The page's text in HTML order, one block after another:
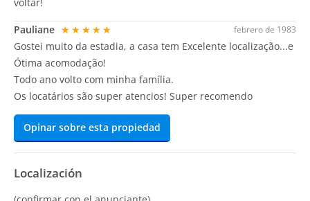
febrero de 1983
Pauliane ★★★★★
Gostei muito da estadia, a casa tem Excelente localização...e
Ótima acomodação!
Todo ano volto com minha família.
Os locatários são super atencios! Super recomendo
Opinar sobre esta propiedad
Localización